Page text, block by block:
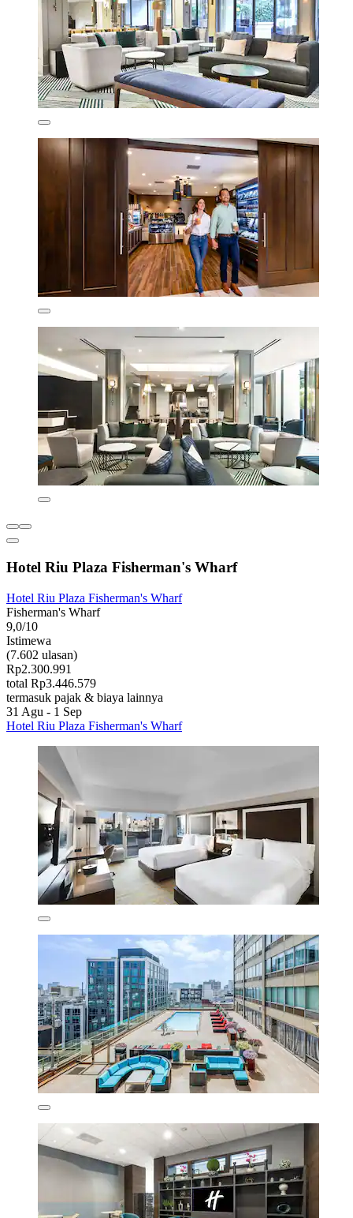
Hotel Riu Plaza Fisherman's Wharf
Hotel Riu Plaza Fisherman's Wharf
Fisherman's Wharf
9,0/10
Istimewa
(7.602 ulasan)
Rp2.300.991
total Rp3.446.579
termasuk pajak & biaya lainnya
31 Agu - 1 Sep
Hotel Riu Plaza Fisherman's Wharf